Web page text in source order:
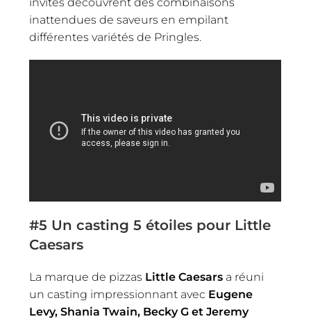
inattendues de saveurs en empilant
différentes variétés de Pringles.
#5 Un casting 5 étoiles pour Little
Caesars
La marque de pizzas Little Caesars a réuni
un casting impressionnant avec Eugene
Levy, Shania Twain, Becky G et Jeremy